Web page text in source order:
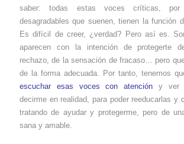
saber: todas estas voces críticas,
desagradables que suenen, tienen la función
Es difícil de creer, ¿verdad? Pero así es.
aparecen con la intención de protegerte
rechazo, de la sensación de fracaso… pero
de la forma adecuada. Por tanto, tenemos
escuchar esas voces con atención y ver
decirme en realidad, para poder reeducarlas y
tratando de ayudar y protegerme, pero de
sana y amable.